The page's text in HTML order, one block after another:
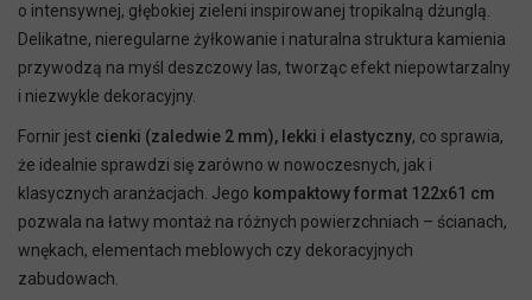
o intensywnej, głębokiej zieleni inspirowanej tropikalną dżunglą.
Delikatne, nieregularne żyłkowanie i naturalna struktura kamienia
przywodzą na myśl deszczowy las, tworząc efekt niepowtarzalny
i niezwykle dekoracyjny.
Fornir jest cienki (zaledwie 2 mm), lekki i elastyczny, co sprawia,
że idealnie sprawdzi się zarówno w nowoczesnych, jak i
klasycznych aranżacjach. Jego kompaktowy format 122x61 cm
pozwala na łatwy montaż na różnych powierzchniach – ścianach,
wnękach, elementach meblowych czy dekoracyjnych
zabudowach.